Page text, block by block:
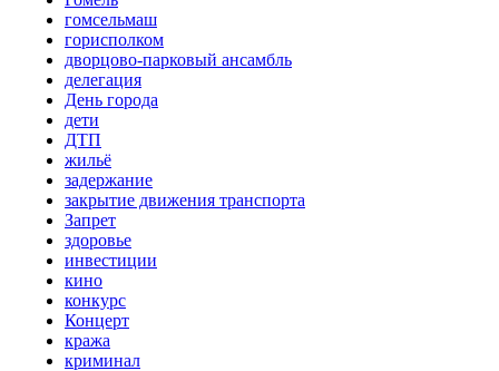
гомсельмаш
горисполком
дворцово-парковый ансамбль
делегация
День города
дети
ДТП
жильё
задержание
закрытие движения транспорта
Запрет
здоровье
инвестиции
кино
конкурс
Концерт
кража
криминал